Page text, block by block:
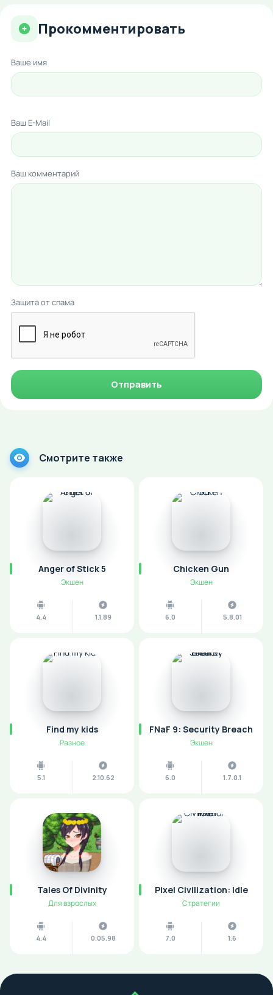
Прокомментировать
Ваше имя
Ваш E-Mail
Ваш комментарий
Защита от спама
Отправить
Смотрите также
Anger of Stick 5
Экшен
4.4 1.1.89
Chicken Gun
Экшен
6.0 5.8.01
Find my kids
Разное
5.1 2.10.62
FNaF 9: Security Breach
Экшен
6.0 1.7.0.1
Tales Of Divinity
Для взрослых
4.4 0.05.98
Pixel Civilization: Idle
Стратегии
7.0 1.6